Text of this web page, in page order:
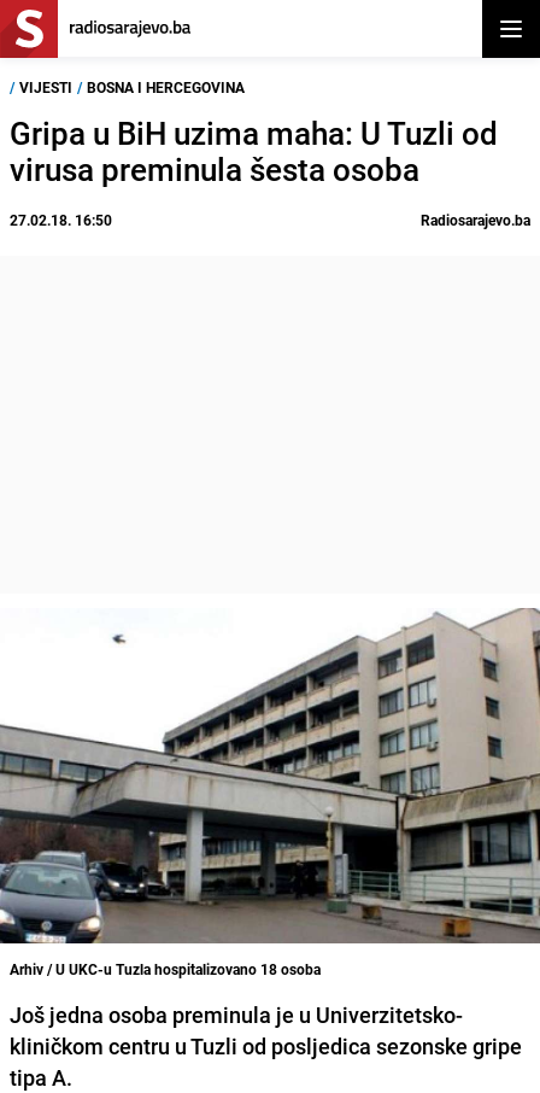
/ VIJESTI / BOSNA I HERCEGOVINA
Gripa u BiH uzima maha: U Tuzli od
virusa preminula šesta osoba
27.02.18. 16:50 Radiosarajevo.ba
Arhiv / U UKC-u Tuzla hospitalizovano 18 osoba
Još jedna osoba preminula je u Univerzitetsko-
kliničkom centru u Tuzli od posljedica sezonske gripe
tipa A.